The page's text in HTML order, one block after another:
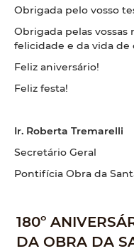
Obrigada pelo vosso
Obrigada pelas
felicidade e da vida de
Feliz aniversário!
Feliz festa!
Ir. Roberta Tremarelli
Secretário Geral
Pontifícia Obra da
180º
DA OBRA DA